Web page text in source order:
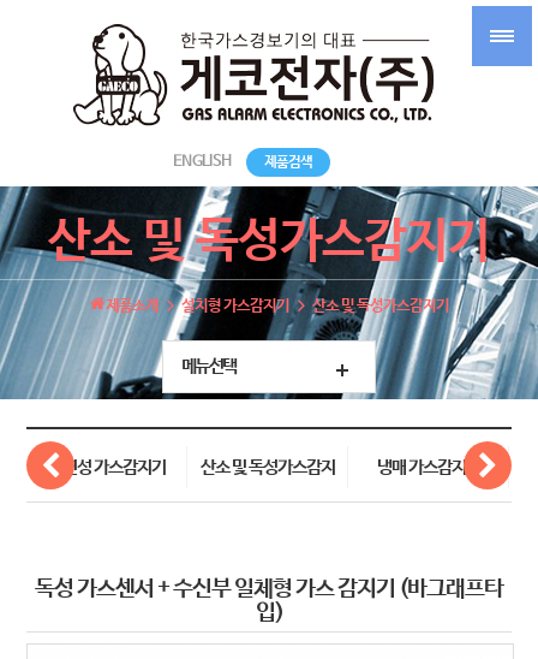
ENGLISH 제품검색
산소 및 독성가스감지기
제품소개 설치형 가스감지기 산소 및 독성가스감지기
메뉴선택
가연성 가스감지기
산소 및 독성가스감지
기
냉매 가스감지기
독성 가스센서 + 수신부 일체형 가스 감지기 (바그래프타
입)